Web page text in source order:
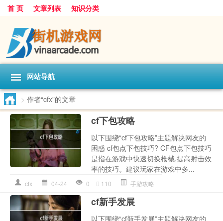
首 页 文章列表 知识分类
网站导航
> 作者“cfx”的文章
cf下包攻略
以下围绕“cf下包攻略”主题解决网友的
困惑 cf包点下包技巧? CF包点下包技巧
是指在游戏中快速切换枪械,提高射击效
率的技巧。建议玩家在游戏中多...
cfx 04-24 0 110 手游攻略
cf新手发展
以下围绕“cf新手发展”主题解决网友的